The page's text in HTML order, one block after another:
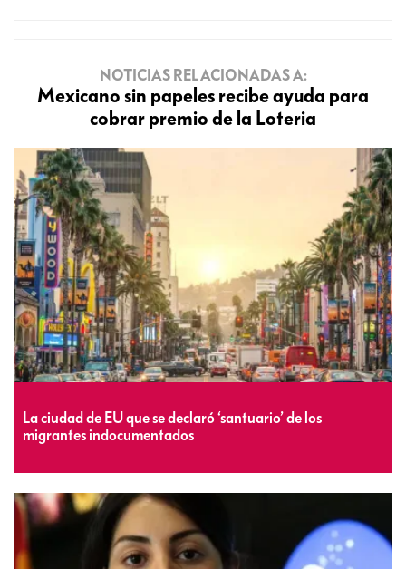
NOTICIAS RELACIONADAS A:
Mexicano sin papeles recibe ayuda para
cobrar premio de la Loteria
La ciudad de EU que se declaró ‘santuario’ de los
migrantes indocumentados